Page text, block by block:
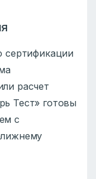
сертификации
расчет
Тест» готовы
с